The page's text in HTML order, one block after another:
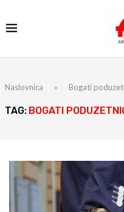
Naslovnica » Bogati
TAG: BOGATI